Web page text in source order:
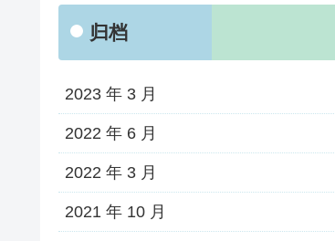
归档
2023 年 3 月
2022 年 6 月
2022 年 3 月
2021 年 10 月